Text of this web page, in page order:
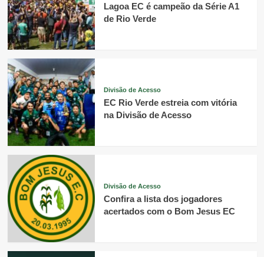
Lagoa EC é campeão da Série A1
de Rio Verde
Divisão de Acesso
EC Rio Verde estreia com vitória
na Divisão de Acesso
Divisão de Acesso
Confira a lista dos jogadores
acertados com o Bom Jesus EC